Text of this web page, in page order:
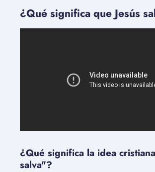
¿Qué significa que Jesús
¿Qué significa la idea
salva"?